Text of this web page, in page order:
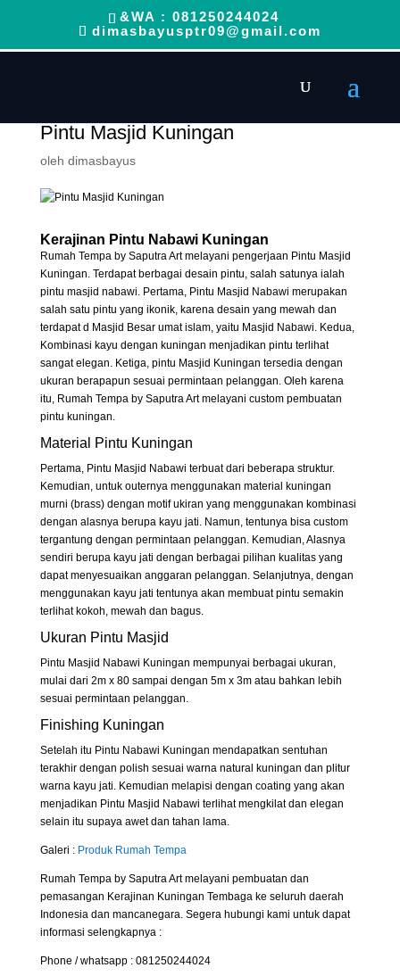
&WA : 081250244024
dimasbayusptr09@gmail.com
Pintu Masjid Kuningan
oleh dimasbayus
Kerajinan Pintu Nabawi Kuningan
Rumah Tempa by Saputra Art melayani pengerjaan Pintu Masjid
Kuningan. Terdapat berbagai desain pintu, salah satunya ialah
pintu masjid nabawi. Pertama, Pintu Masjid Nabawi merupakan
salah satu pintu yang ikonik, karena desain yang mewah dan
terdapat d Masjid Besar umat islam, yaitu Masjid Nabawi. Kedua,
Kombinasi kayu dengan kuningan menjadikan pintu terlihat
sangat elegan. Ketiga, pintu Masjid Kuningan tersedia dengan
ukuran berapapun sesuai permintaan pelanggan. Oleh karena
itu, Rumah Tempa by Saputra Art melayani custom pembuatan
pintu kuningan.
Material Pintu Kuningan
Pertama, Pintu Masjid Nabawi terbuat dari beberapa struktur.
Kemudian, untuk outernya menggunakan material kuningan
murni (brass) dengan motif ukiran yang menggunakan kombinasi
dengan alasnya berupa kayu jati. Namun, tentunya bisa custom
tergantung dengan permintaan pelanggan. Kemudian, Alasnya
sendiri berupa kayu jati dengan berbagai pilihan kualitas yang
dapat menyesuaikan anggaran pelanggan. Selanjutnya, dengan
menggunakan kayu jati tentunya akan membuat pintu semakin
terlihat kokoh, mewah dan bagus.
Ukuran Pintu Masjid
Pintu Masjid Nabawi Kuningan mempunyai berbagai ukuran,
mulai dari 2m x 80 sampai dengan 5m x 3m atau bahkan lebih
sesuai permintaan pelanggan.
Finishing Kuningan
Setelah itu Pintu Nabawi Kuningan mendapatkan sentuhan
terakhir dengan polish sesuai warna natural kuningan dan plitur
warna kayu jati. Kemudian melapisi dengan coating yang akan
menjadikan Pintu Masjid Nabawi terlihat mengkilat dan elegan
selain itu supaya awet dan tahan lama.
Galeri : Produk Rumah Tempa
Rumah Tempa by Saputra Art melayani pembuatan dan
pemasangan Kerajinan Kuningan Tembaga ke seluruh daerah
Indonesia dan mancanegara. Segera hubungi kami untuk dapat
informasi selengkapnya :
Phone / whatsapp : 081250244024